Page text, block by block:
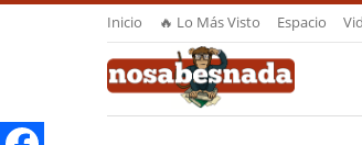
Inicio 🔥 Lo Más Visto Espacio